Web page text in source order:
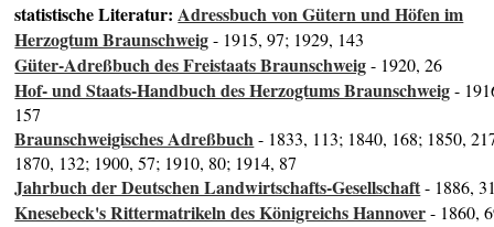
statistische Literatur:Adressbuch von Gütern und Höfen im
Herzogtum Braunschweig- 1915, 97; 1929, 143
Güter-Adreßbuch des Freistaats Braunschweig- 1920, 26
Hof- und Staats-Handbuch des Herzogtums Braunschweig-
157
Braunschweigisches Adreßbuch- 1833, 113; 1840, 168; 1850,
1870, 132; 1900, 57; 1910, 80; 1914, 87
Jahrbuch der Deutschen Landwirtschafts-Gesellschaft- 1886,
Knesebeck's Rittermatrikeln des Königreichs Hannover- 1860,